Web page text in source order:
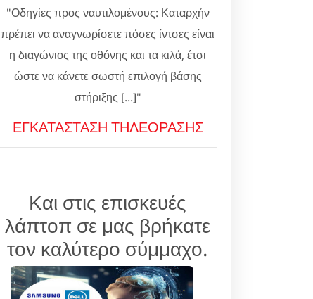
"Οδηγίες προς ναυτιλομένους: Καταρχήν
πρέπει να αναγνωρίσετε πόσες ίντσες είναι
η διαγώνιος της οθόνης και τα κιλά, έτσι
ώστε να κάνετε σωστή επιλογή βάσης
στήριξης [...]"
ΕΓΚΑΤΑΣΤΑΣΗ ΤΗΛΕΟΡΑΣΗΣ
Και στις επισκευές
λάπτοπ σε μας βρήκατε
τον καλύτερο σύμμαχο.